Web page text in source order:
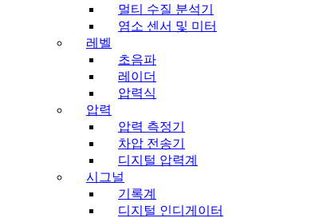
멀티 수질 분석기
염소 센서 및 미터
레벨
초음파
레이더
압력식
압력
압력 측정기
차압 전송기
디지털 압력계
시그널
기록계
디지털 인디게이터